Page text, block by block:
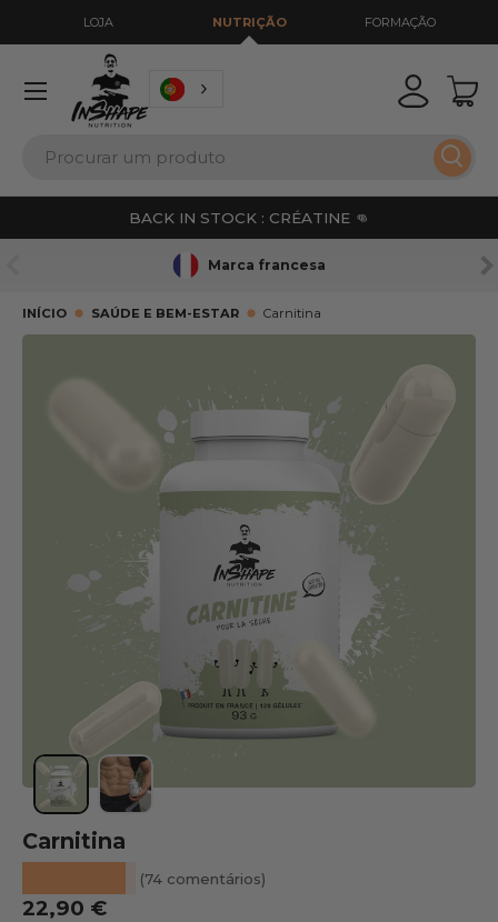
LOJA NUTRIÇÃO FORMAÇÃO
Iniciar
BACK IN STOCK : CRÉATINE 👊
Marca francesa
INÍCIO SAÚDE E BEM-ESTAR Carnitina
IR PARA INFORMAÇÕES SOBRE O PRODUTO
Carregar a imagem 1 na vista de galeria
Carnitina
(74 comentários)
Preço normal
22,90 €